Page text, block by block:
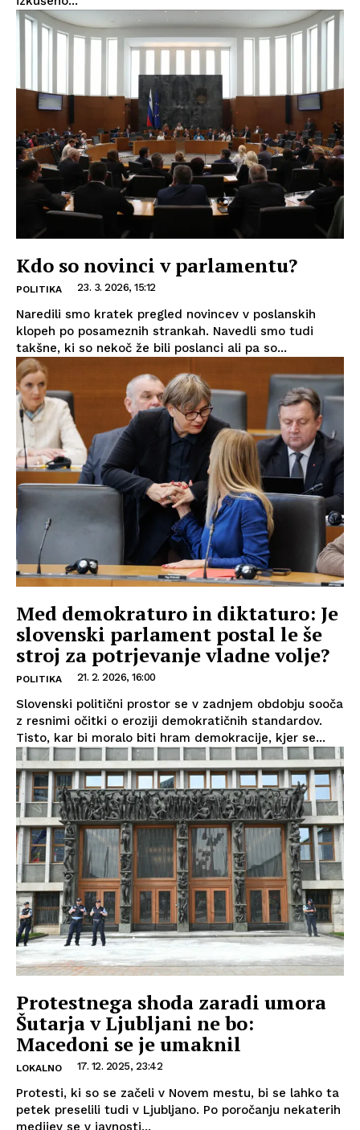
Kdo so novinci v parlamentu?
POLITIKA 23. 3. 2026, 15:12
Naredili smo kratek pregled novincev v poslanskih
klopeh po posameznih strankah. Navedli smo tudi
takšne, ki so nekoč že bili poslanci ali pa so...
Med demokraturo in diktaturo: Je
slovenski parlament postal le še
stroj za potrjevanje vladne volje?
POLITIKA 21. 2. 2026, 16:00
Slovenski politični prostor se v zadnjem obdobju sooča
z resnimi očitki o eroziji demokratičnih standardov.
Tisto, kar bi moralo biti hram demokracije, kjer se...
Protestnega shoda zaradi umora
Šutarja v Ljubljani ne bo:
Macedoni se je umaknil
LOKALNO 17. 12. 2025, 23:42
Protesti, ki so se začeli v Novem mestu, bi se lahko ta
petek preselili tudi v Ljubljano. Po poročanju nekaterih